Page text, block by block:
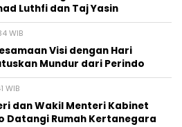
Luthfi dan Taj Yasin
WIB
Visi dengan Hari
Mundur dari Perindo
WIB
dan Wakil Menteri Kabinet
Datangi Rumah Kertanegara